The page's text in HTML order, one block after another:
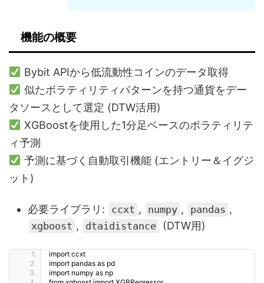
機能の概要
Bybit APIから低流動性コインのデータ取得
似たボラティリティパターンを持つ通貨をデー
タソースとして選定 (DTW活用)
XGBoostを使用した1分足ベースのボラティリテ
ィ予測
予測に基づく自動取引機能 (エントリー＆イグジ
ット)
必要ライブラリ: ccxt , numpy , pandas ,
xgboost , dtaidistance (DTW用)
import ccxt
import pandas as pd
import numpy as np